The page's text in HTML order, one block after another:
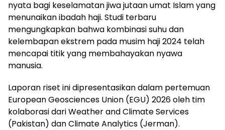
nyata bagi keselamatan jiwa jutaan umat Islam yang
menunaikan ibadah haji. Studi terbaru
mengungkapkan bahwa kombinasi suhu dan
kelembapan ekstrem pada musim haji 2024 telah
mencapai titik yang membahayakan nyawa
manusia.
Laporan riset ini dipresentasikan dalam pertemuan
European Geosciences Union (EGU) 2026 oleh tim
kolaborasi dari Weather and Climate Services
(Pakistan) dan Climate Analytics (Jerman).